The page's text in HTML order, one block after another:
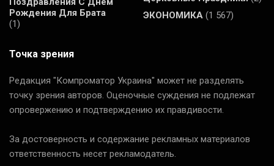
Рождения Для Брата
(1)
ЭКОНОМИКА (1 567)
Точка зрения
Редакция "Компроматор Украина" может не разделять
точку зрения авторов. Оценочные суждения не подлежат
опровержению и подтверждению их правдивости.
За достоверность и содержание рекламных материалов
ответственность несет рекламодатель.